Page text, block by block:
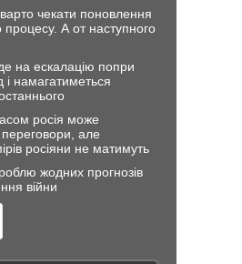
чекати поновлення
процесу. А от наступного
на ескалацію попри
і намагатиметься
росія може
але
росіяни не матимуть
жодних прогнозів
війни